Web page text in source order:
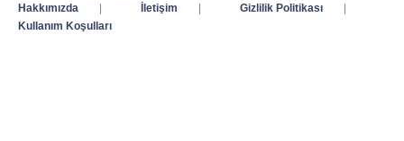
Hakkımızda
| İletişim | Gizlilik Politikası
|
Kullanım Koşulları